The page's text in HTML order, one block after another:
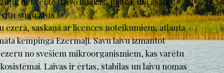
sugu zivis .
ezerā, saskaņā ar licences noteikumiem, atļauta
kempingā Ezermaļi. Savu laivu izmantot
no svešiem mikroorganismiem, kas varētu
Laivas ir ērtas, stabilas un laivu nomas